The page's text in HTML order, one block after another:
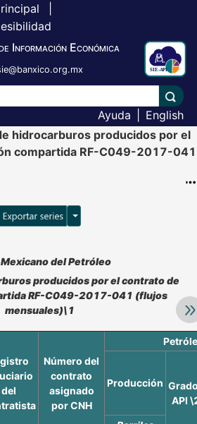
Información Económica
Ayuda
English
hidrocarburos producidos por el
compartida RF-C049-2017-041
Opciones para exportar
Analíticos, al exportar el cuadro
del Petróleo
producidos por el contrato de
RF-C049-2017-041 (flujos
mensuales)\1
del
Número del
contrato
asignado
por CNH
Producción
API